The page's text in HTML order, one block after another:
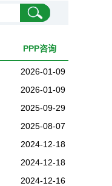
PPP咨询
2026-01-09
2026-01-09
2025-09-29
2025-08-07
2024-12-18
2024-12-18
2024-12-16